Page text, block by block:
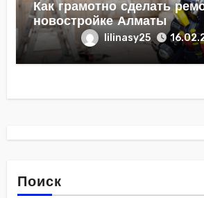
Как грамотно сделать
новостройке Алматы
lilinasy25
Поиск